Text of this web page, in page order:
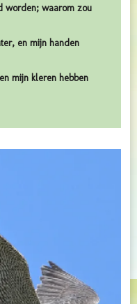
worden; waarom zou
en mijn handen
mijn kleren hebben